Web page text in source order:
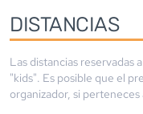
DISTANCIAS
Las distancias reservadas
"kids". Es posible que el
organizador, si